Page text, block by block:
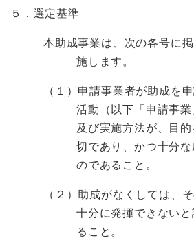
５．選定基準
本助成事業は、次の各号に
施します。
（１）申請事業者が助成を
活動（以下「申請事
及び実施方法が、目
切であり、かつ十分
のであること。
（２）助成がなくしては、
十分に発揮できない
ること。